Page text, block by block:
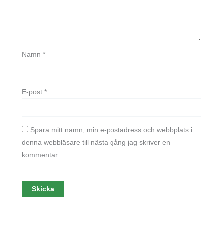
Namn *
E-post *
Spara mitt namn, min e-postadress och webbplats i
denna webbläsare till nästa gång jag skriver en
kommentar.